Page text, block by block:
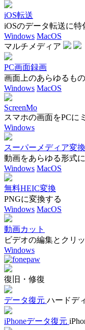
iOS転送
iOSのデータ転送に特
Windows MacOS
マルチメディア
PC画面録画
画面上のあらゆるも
Windows MacOS
ScreenMo
スマホの画面をPCに
Windows
スーパーメディア変換
動画をあらゆる形式
Windows MacOS
無料HEIC変換
PNGに変換する
Windows MacOS
動画カット
ビデオの編集とクリ
Windows
復旧・修復
データ復元 ハードデ
iPhoneデータ復元